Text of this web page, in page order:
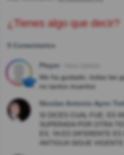
¿Tienes algo que decir?
5 Comentarios
Player
Me ha gustado, todas las
no tantos muertos
Nicolas Antonio Ayon
SI DICES CUAL FUE; ES
SUPERADA POR OTRA
ES; YA ES DIFERENTE